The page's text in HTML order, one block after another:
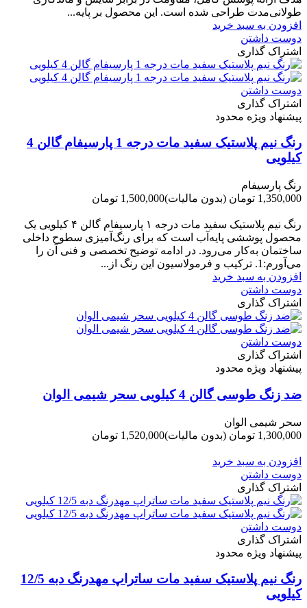
طولانی‌مدت طراحی شده است. این محصول بر پایه...
افزودن به سبد خرید
دوست داشتن
اشتراک گذاری
دوست داشتن
اشتراک گذاری
پیشنهاد ویژه محدود
رنگ نیم پلاستیک سفید مات درجه 1 پارسیفام گالن 4
کیلویی
رنگ پارسیفام
1,350,000 تومان
(بدون مالیات)1,500,000 تومان
رنگ نیم‌ پلاستیک سفید مات درجه ۱ پارسیفام گالن ۴ کیلویی یک
محصول پوششی پایه‌آب است که برای رنگ‌آمیزی سطوح داخلی
ساختمان به‌کار می‌رود. در ادامه توضیح تخصصی و فنی آن را
می‌آورم:1. ترکیب و فرمولاسیون این رنگ از...
افزودن به سبد خرید
دوست داشتن
اشتراک گذاری
دوست داشتن
اشتراک گذاری
پیشنهاد ویژه محدود
ضد زنگ طوسی گالن 4 کیلویی سحر شیمی الوان
سحر شیمی الوان
1,300,000 تومان
(بدون مالیات)1,520,000 تومان
افزودن به سبد خرید
دوست داشتن
اشتراک گذاری
دوست داشتن
اشتراک گذاری
پیشنهاد ویژه محدود
رنگ نیم پلاستیک سفید مات ساتراپ مهدرنگ دبه 12/5
کیلویی